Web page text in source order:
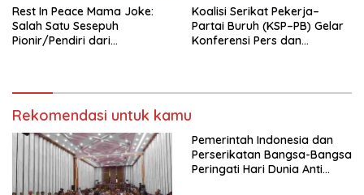
Rest In Peace Mama Joke:
Salah Satu Sesepuh
Pionir/Pendiri dari
Kasih Allah.
Koalisi Serikat Pekerja–
Partai Buruh (KSP–PB) Gelar
Konferensi Pers dan
RUU Ketenagakerjaan Baru.
Rekomendasi untuk kamu
Pemerintah Indonesia dan
Perserikatan Bangsa-Bangsa
Peringati Hari Dunia Anti